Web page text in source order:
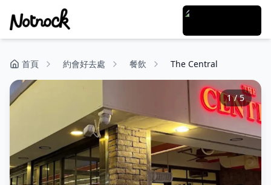
首頁 約會好去處 餐飲 The Central
1/5